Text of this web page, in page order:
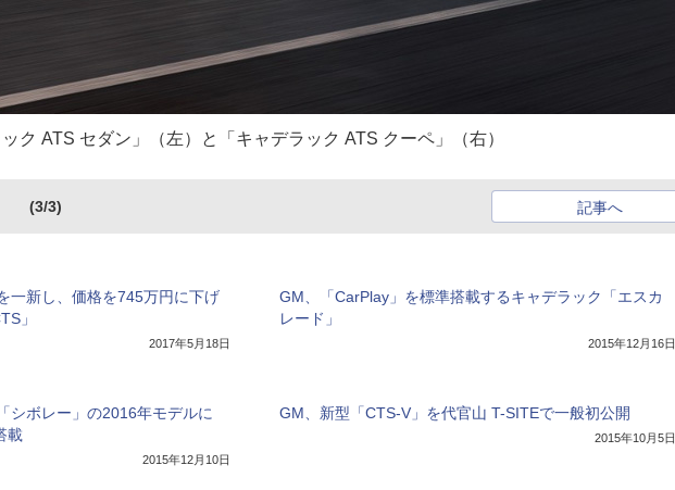
ク ATS セダン」（左）と「キャデラック ATS クーペ」（右）
(3/3) 記事へ
一新し、価格を745万円に下げ
」
2017年5月18日
GM、「CarPlay」を標準搭載するキャデラック「エスカ
レード」
2015年12月16日
シボレー」の2016年モデルに
載
2015年12月10日
GM、新型「CTS-V」を代官山 T-SITEで一般初公開
2015年10月5日